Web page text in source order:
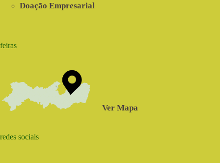
Doação Empresarial
feiras
Ver Mapa
redes sociais